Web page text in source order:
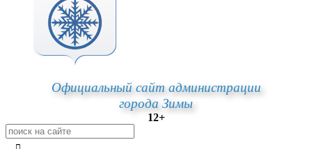
Официальный сайт администрации
города Зимы
12+